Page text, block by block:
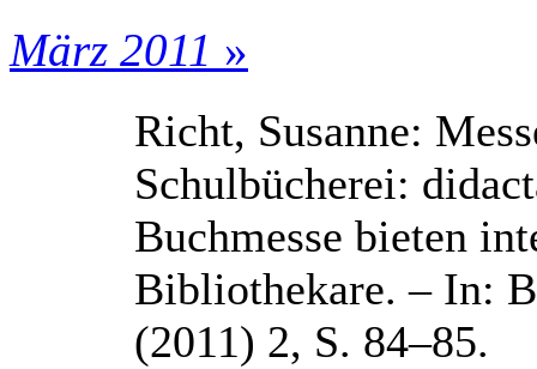
März 2011 »
Richt, Susanne:
Schulbücherei:
Buchmesse bieten
Bibliothekare. – In:
(2011) 2, S. 84–85.